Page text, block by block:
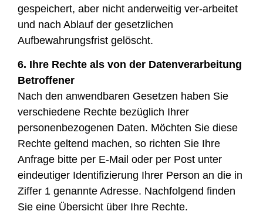
gespeichert, aber nicht anderweitig ver-arbeitet
und nach Ablauf der gesetzlichen
Aufbewahrungsfrist gelöscht.
6. Ihre Rechte als von der Datenverarbeitung
Betroffener
Nach den anwendbaren Gesetzen haben Sie
verschiedene Rechte bezüglich Ihrer
personenbezogenen Daten. Möchten Sie diese
Rechte geltend machen, so richten Sie Ihre
Anfrage bitte per E-Mail oder per Post unter
eindeutiger Identifizierung Ihrer Person an die in
Ziffer 1 genannte Adresse. Nachfolgend finden
Sie eine Übersicht über Ihre Rechte.